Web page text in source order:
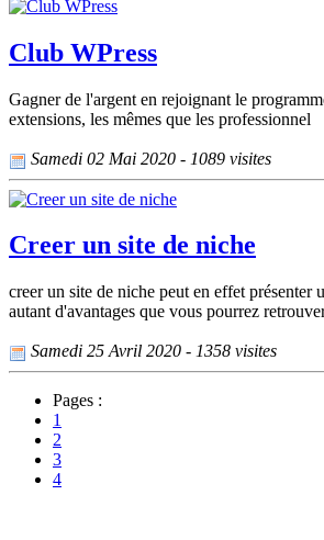
Club WPress
Gagner de l'argent en rejoignant le
extensions, les mêmes que les professionnel
Samedi 02 Mai 2020 - 1089 visites
Creer un site de niche
creer un site de niche peut en effet
autant d'avantages que vous pourrez
Samedi 25 Avril 2020 - 1358 visites
Pages :
1
2
3
4